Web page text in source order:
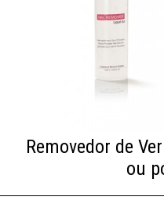
Removedor de
ou